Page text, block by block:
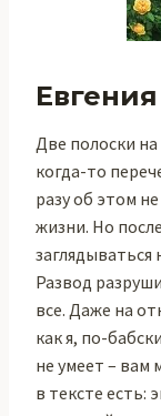
Две полоски
когда-то
разу об этом
жизни. Но
Развод
все. Даже на
как я, по-
не умеет – вам
в тексте есть: